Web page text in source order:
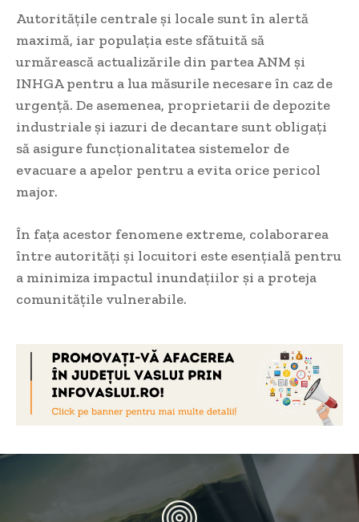
Autoritățile centrale și locale sunt în alertă
maximă, iar populația este sfătuită să
urmărească actualizările din partea ANM și
INHGA pentru a lua măsurile necesare în caz de
urgență. De asemenea, proprietarii de depozite
industriale și iazuri de decantare sunt obligați
să asigure funcționalitatea sistemelor de
evacuare a apelor pentru a evita orice pericol
major.
În fața acestor fenomene extreme, colaborarea
între autorități și locuitori este esențială pentru
a minimiza impactul inundațiilor și a proteja
comunitățile vulnerabile.